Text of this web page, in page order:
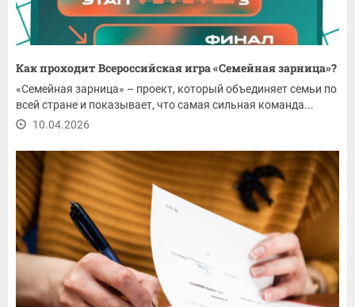
Как проходит Всероссийская игра «Семейная зарница»?
«Семейная зарница» – проект, который объединяет семьи по
всей стране и показывает, что самая сильная команда...
10.04.2026